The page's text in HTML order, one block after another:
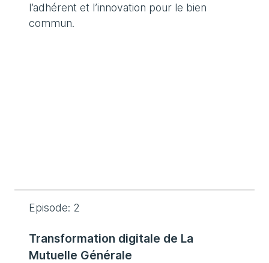
l’adhérent et l’innovation pour le bien
commun.
Episode: 2
Transformation digitale de La
Mutuelle Générale